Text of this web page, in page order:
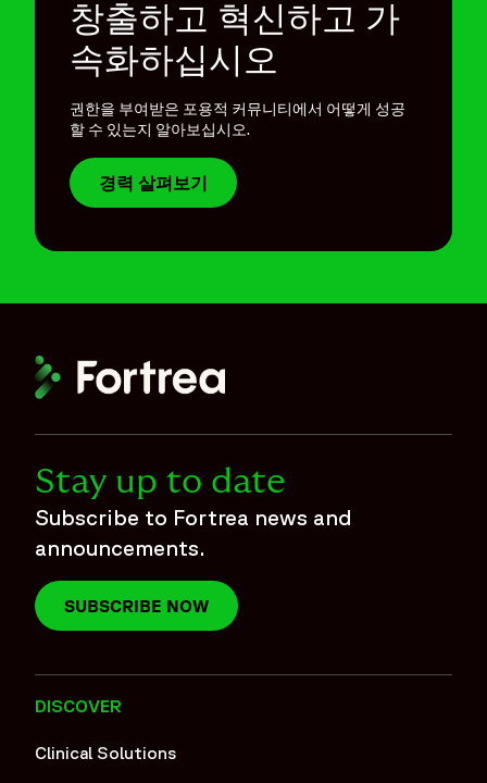
창출하고 혁신하고 가
속화하십시오
권한을 부여받은 포용적 커뮤니티에서 어떻게 성공
할 수 있는지 알아보십시오.
경력 살펴보기
Stay up to date
Subscribe to Fortrea news and
announcements.
SUBSCRIBE NOW
DISCOVER
Clinical Solutions